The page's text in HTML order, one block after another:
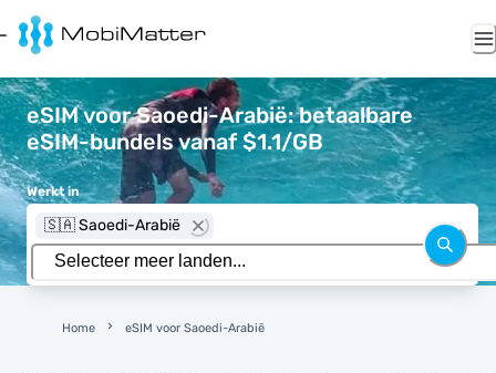
eSIM voor Saoedi-Arabië: betaalbare
eSIM-bundels vanaf $1.1/GB
Werkt in
🇸🇦 Saoedi-Arabië
Home eSIM voor Saoedi-Arabië